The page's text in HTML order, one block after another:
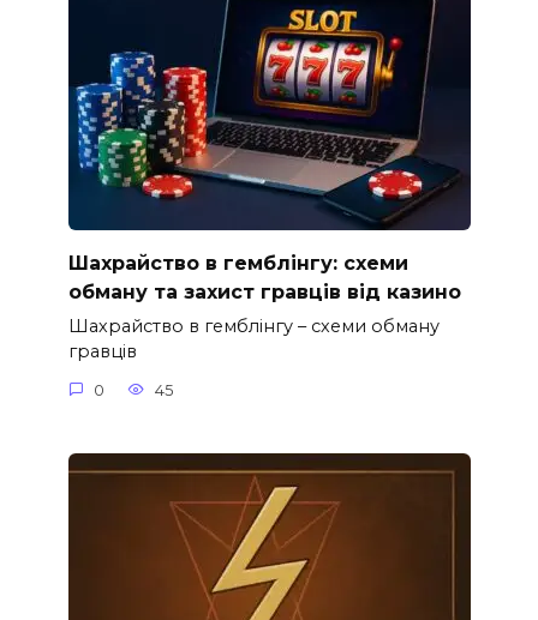
Шахрайство в гемблінгу: схеми
обману та захист гравців від казино
Шахрайство в гемблінгу – схеми обману
гравців
0 45